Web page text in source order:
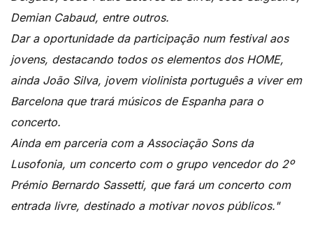
Demian Cabaud, entre outros.
Dar a oportunidade da participação num festival aos
jovens, destacando todos os elementos dos HOME,
ainda João Silva, jovem violinista português a viver em
Barcelona que trará músicos de Espanha para o
concerto.
Ainda em parceria com a Associação Sons da
Lusofonia, um concerto com o grupo vencedor do 2º
Prémio Bernardo Sassetti, que fará um concerto com
entrada livre, destinado a motivar novos públicos."